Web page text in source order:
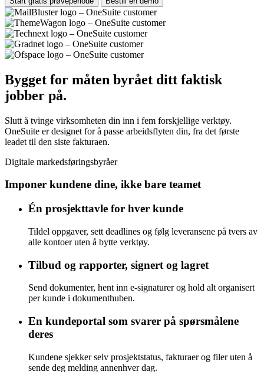
Bygget for måten byrået ditt faktisk
jobber på.
Slutt å tvinge virksomheten din inn i fem forskjellige verktøy.
OneSuite er designet for å passe arbeidsflyten din, fra det første
leadet til den siste fakturaen.
Digitale markedsføringsbyråer
Imponer kundene dine, ikke bare teamet
Én prosjekttavle for hver kunde
Tildel oppgaver, sett deadlines og følg leveransene på tvers av
alle kontoer uten å bytte verktøy.
Tilbud og rapporter, signert og lagret
Send dokumenter, hent inn e-signaturer og hold alt organisert
per kunde i dokumenthuben.
En kundeportal som svarer på spørsmålene
deres
Kundene sjekker selv prosjektstatus, fakturaer og filer uten å
sende deg melding annenhver dag.